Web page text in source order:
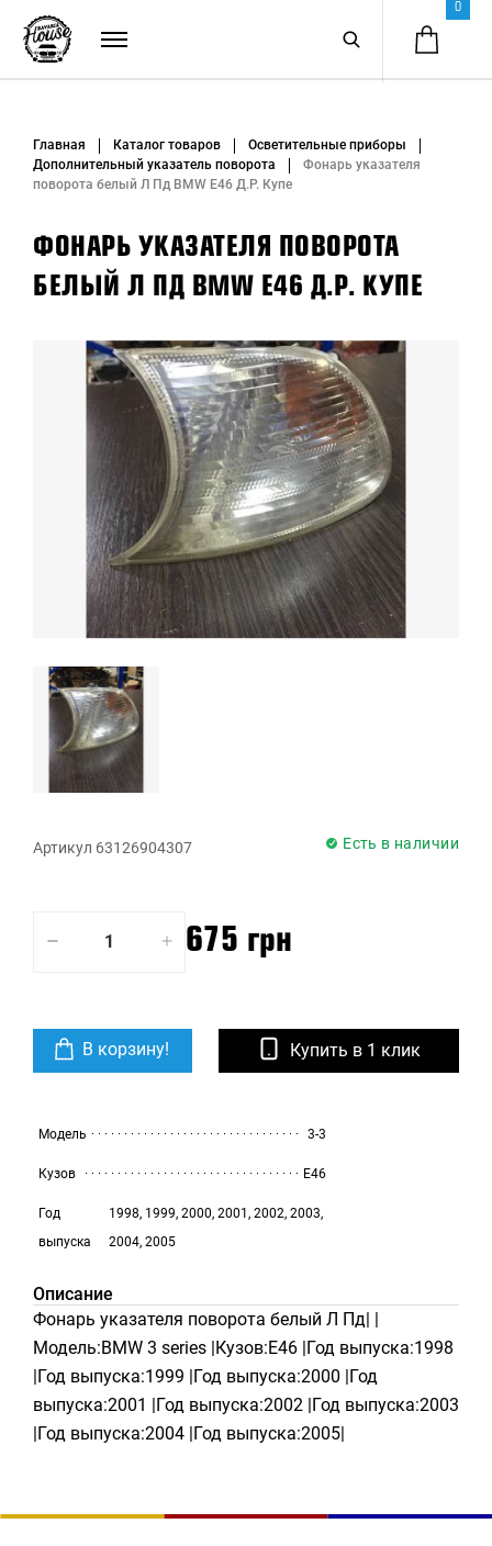
0
Главная Каталог товаров
Осветительные приборы
Дополнительный указатель поворота
Фонарь указателя
поворота белый Л Пд BMW E46 Д.Р. Купе
ФОНАРЬ УКАЗАТЕЛЯ ПОВОРОТА
БЕЛЫЙ Л ПД BMW E46 Д.Р. КУПЕ
Артикул 63126904307 Есть в наличии
675 грн
В корзину! Купить в 1 клик
Модель 3-3
Кузов E46
Год
выпуска
1998, 1999, 2000, 2001, 2002, 2003,
2004, 2005
Описание
Фонарь указателя поворота белый Л Пд| |
Модель:BMW 3 series |Кузов:E46 |Год выпуска:1998
|Год выпуска:1999 |Год выпуска:2000 |Год
выпуска:2001 |Год выпуска:2002 |Год выпуска:2003
|Год выпуска:2004 |Год выпуска:2005|